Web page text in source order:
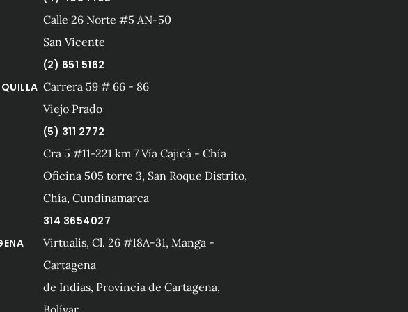
Calle 26 Norte #5 AN-50
San Vicente
(2) 651 5162
Carrera 59 # 66 - 86
Viejo Prado
(5) 311 2772
Cra 5 #11-221 km 7 Vía Cajicá - Chía
Oficina 505 torre 3, San Roque Distrito,
Chía, Cundinamarca
314 3654027
Virtualis, Cl. 26 #18A-31, Manga -
Cartagena
de Indias, Provincia de Cartagena,